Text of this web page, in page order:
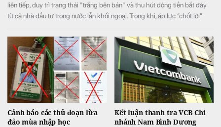
liên tiếp, duy trì trạng thái "trắng bên bán" và thu hút dòng tiền bắt đáy
từ cả nhà đầu tư trong nước lẫn khối ngoại. Trong khi, áp lực “chốt lời”
Cảnh báo các thủ đoạn lừa
đảo mùa nhập học
Kết luận thanh tra VCB Chi
nhánh Nam Bình Dương